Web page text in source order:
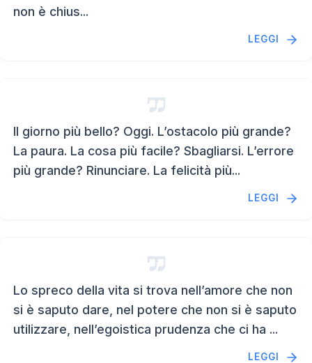
non è chius...
LEGGI
Il giorno più bello? Oggi. L’ostacolo più grande?
La paura. La cosa più facile? Sbagliarsi. L’errore
più grande? Rinunciare. La felicità più...
LEGGI
Lo spreco della vita si trova nell’amore che non
si è saputo dare, nel potere che non si è saputo
utilizzare, nell’egoistica prudenza che ci ha ...
LEGGI